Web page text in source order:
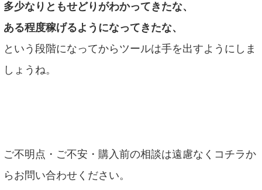
多少なりともせどりがわかってきたな、
ある程度稼げるようになってきたな、
という段階になってからツールは手を出すようにしま
しょうね。
ご不明点・ご不安・購入前の相談は遠慮なくコチラか
らお問い合わせください。